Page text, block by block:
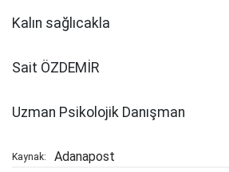
Kalın sağlıcakla
Sait ÖZDEMİR
Uzman Psikolojik Danışman
Kaynak: Adanapost